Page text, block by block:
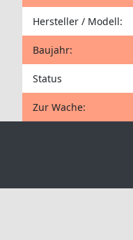
Hersteller / Modell:
Baujahr:
Status
Zur Wache: